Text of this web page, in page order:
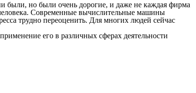
были, но были очень дорогие, и даже не каждая фирма
Современные вычислительные машины
трудно переоценить. Для многих людей сейчас
его в различных сферах деятельности